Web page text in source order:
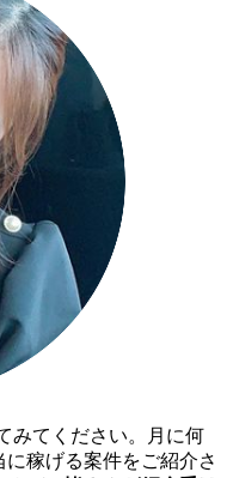
みてください。月に何
稼げる案件をご紹介さ